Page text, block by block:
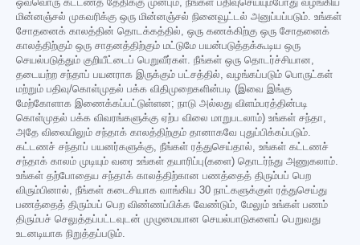
மின்னஞ்சல் முகவரிக்கு ஒரு மின்னஞ்சல் நினைவூட்டல் அனுப்பப்படும். உங்கள்
சோதனைக் காலத்தின் தொடக்கத்தில், ஒரு கணக்கிற்கு ஒரு சோதனைக்
காலத்திற்கும் ஒரு சாதனத்திற்கும் மட்டுமே பயன்படுத்தக்கூடிய ஒரு
செயல்படுத்தும் குறியீட்டைப் பெறுவீர்கள். நீங்கள் ஒரு தொடர்ச்சியான,
தடையற்ற சந்தாப் பயனராக இருக்கும் பட்சத்தில், வழங்கப்படும் பொருட்கள்
மற்றும் பதிவு/கொள்முதல் பக்க விதிமுறைகளின்படி (இவை இங்கு
மேற்கோளாக இணைக்கப்பட்டுள்ளன; நாடு அல்லது விளம்பரத்தின்படி
கொள்முதல் பக்க விவரங்களுக்கு ஏற்ப விலை மாறுபடலாம்) உங்கள் சந்தா,
அதே விலையிலும் சந்தாக் காலத்திற்கும் தானாகவே புதுப்பிக்கப்படும்.
கட்டணச் சந்தாப் பயனர்களுக்கு, நீங்கள் ரத்துசெய்தால், உங்கள் கட்டணச்
சந்தாக் காலம் முடியும் வரை உங்கள் தயாரிப்பு(களை) தொடர்ந்து அணுகலாம்.
உங்கள் தற்போதைய சந்தாக் காலத்திற்கான பணத்தைத் திரும்பப் பெற
விரும்பினால், நீங்கள் கடைசியாக வாங்கிய 30 நாட்களுக்குள் ரத்துசெய்து
பணத்தைத் திரும்பப் பெற விண்ணப்பிக்க வேண்டும், மேலும் உங்கள் பணம்
திரும்பச் செலுத்தப்பட்டவுடன் முழுமையான செயல்பாடுகளைப் பெறுவது
உடனடியாக நிறுத்தப்படும்.